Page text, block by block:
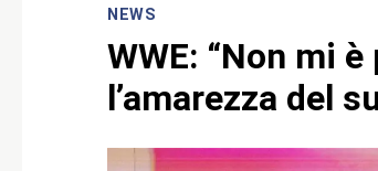
NEWS
WWE: “Non mi
l’amarezza del